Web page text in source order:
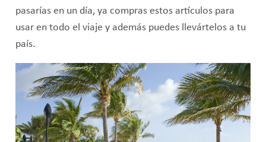
pasarías en un día, ya compras estos artículos para
usar en todo el viaje y además puedes llevártelos a tu
país.